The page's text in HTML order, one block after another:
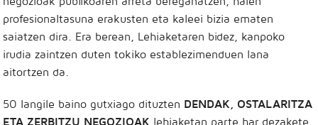
profesionaltasuna erakusten eta kaleei bizia ematen
saiatzen dira. Era berean, Lehiaketaren bidez, kanpoko
irudia zaintzen duten tokiko establezimenduen lana
aitortzen da.
50 langile baino gutxiago dituzten DENDAK, OSTALARITZA
ETA ZERBITZU NEGOZIOAK lehiaketan parte har dezakete,